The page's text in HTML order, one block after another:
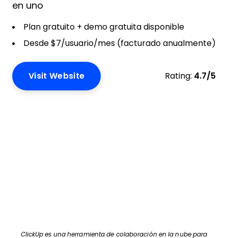
en uno
Plan gratuito + demo gratuita disponible
Desde $7/usuario/mes (facturado anualmente)
Visit Website Rating: 4.7/5
ClickUp es una herramienta de colaboración en la nube para